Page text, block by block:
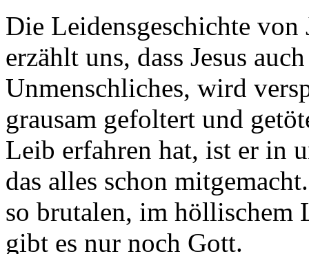
Die Leidensgeschichte von
erzählt uns, dass Jesus
Unmenschliches, wird
grausam gefoltert und
Leib erfahren hat, ist er in
das alles schon
so brutalen, im höllischem
gibt es nur noch Gott.